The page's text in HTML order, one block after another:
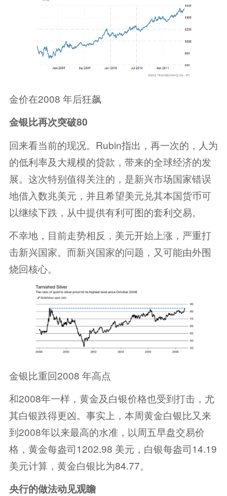
金价在2008 年后狂飙
金银比再次突破80
回来看当前的现况。Rubin指出，再一次的，人为
的低利率及大规模的贷款，带来的全球经济的发
展。这次特别值得关注的，是新兴市场国家错误
地借入数兆美元，并且希望美元兑其本国货币可
以继续下跌，从中提供有利可图的套利交易。
不幸地，目前走势相反，美元开始上涨，严重打
击新兴国家。而新兴国家的问题，又可能由外围
烧回核心。
金银比重回2008 年高点
和2008年一样，黄金及白银价格也受到打击，尤
其白银跌得更凶。事实上，本周黄金白银比又来
到2008年以来最高的水准，以周五早盘交易价
格，黄金每盎司1202.98 美元，白银每盎司14.19
美元计算，黄金白银比为84.77。
央行的做法动见观瞻